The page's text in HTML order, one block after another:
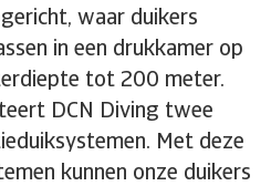
waar duikers
in een drukkamer op
tot 200 meter.
DCN Diving twee
Met deze
kunnen onze duikers